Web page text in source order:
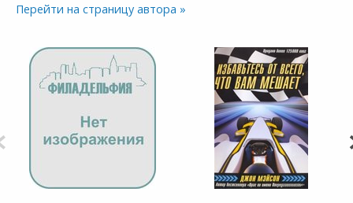
Перейти на страницу автора »